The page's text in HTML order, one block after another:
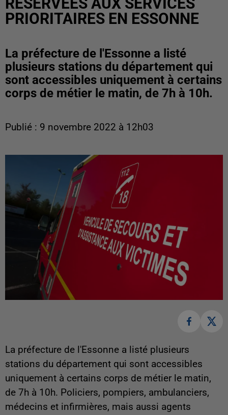
PRIORITAIRES EN ESSONNE
La préfecture de l'Essonne a listé
plusieurs stations du département qui
sont accessibles uniquement à certains
corps de métier le matin, de 7h à 10h.
Publié : 9 novembre 2022 à 12h03
La préfecture de l'Essonne a listé plusieurs
stations du département qui sont accessibles
uniquement à certains corps de métier le matin,
de 7h à 10h. Policiers, pompiers, ambulanciers,
médecins et infirmières, mais aussi agents